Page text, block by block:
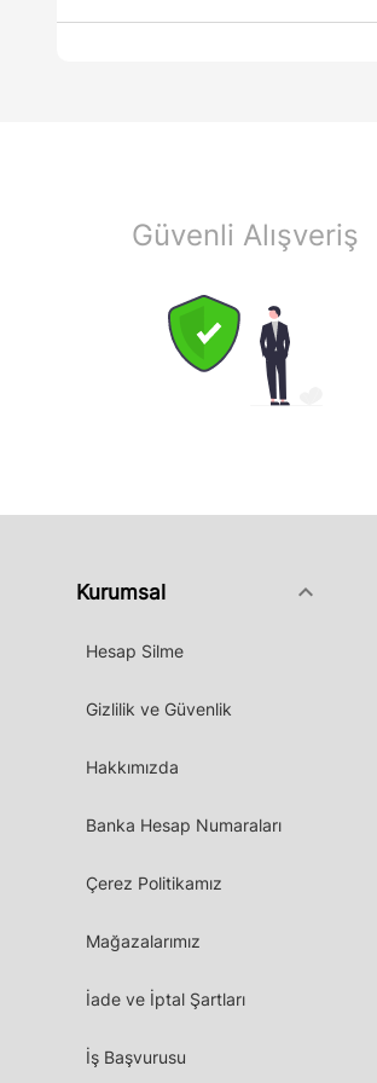
Güvenli Alışveriş
Kurumsal keyboard_arrow_down
Hesap Silme
Gizlilik ve Güvenlik
Hakkımızda
Banka Hesap Numaraları
Çerez Politikamız
Mağazalarımız
İade ve İptal Şartları
İş Başvurusu